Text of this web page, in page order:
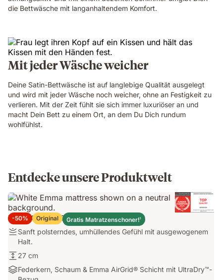
die Bettwäsche mit langanhaltendem Komfort.
Mit jeder Wäsche weicher
Deine Satin-Bettwäsche ist auf langlebige Qualität ausgelegt
und wird mit jeder Wäsche noch weicher, ohne an Festigkeit zu
verlieren. Mit der Zeit fühlt sie sich immer luxuriöser an und
macht Dein Bett zu einem Ort, an dem Du Dich rundum
wohlfühlst.
Entdecke unsere Produktwelt
-50% Original Gratis Matratzenschoner!1
Emma Original Elite Matratze
Sanft
polsterndes,
umhüllendes
Gefühl
mit
Sanft polsterndes, umhüllendes Gefühl mit ausgewogenem
Halt.
27
cm
27 cm
Federkern,
Federkern, Schaum & Emma AirGrid® Schicht mit UltraDry™-